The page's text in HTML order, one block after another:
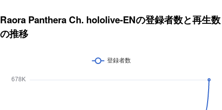
Raora Panthera Ch. hololive-ENの登録者数と再生数
の推移